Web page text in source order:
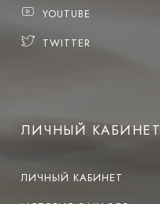
YOUTUBE
TWITTER
ЛИЧНЫЙ КАБИНЕТ
ЛИЧНЫЙ КАБИНЕТ